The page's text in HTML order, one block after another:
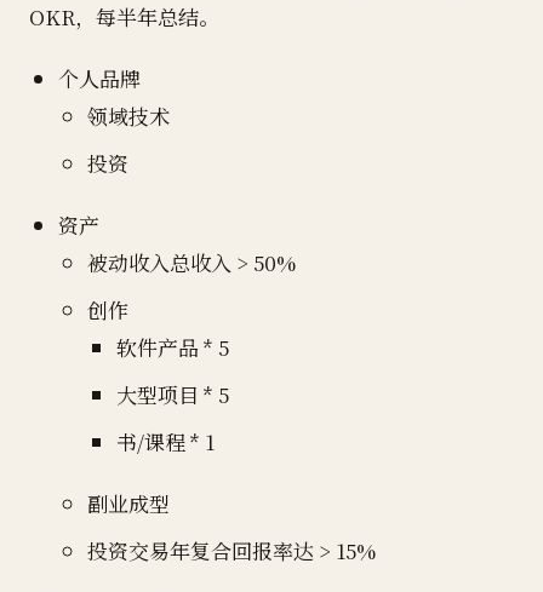
OKR，每半年总结。
个人品牌
领域技术
投资
资产
被动收入总收入 > 50%
创作
软件产品 * 5
大型项目 * 5
书/课程 * 1
副业成型
投资交易年复合回报率达 > 15%